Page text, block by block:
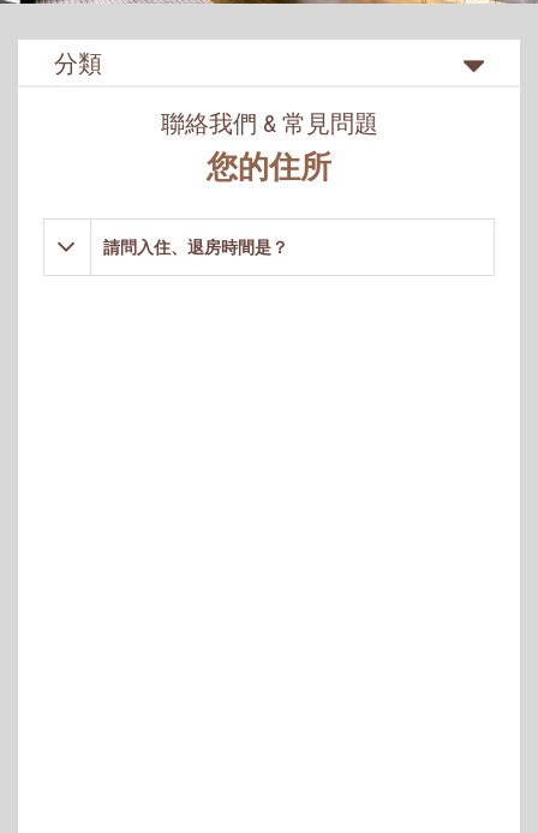
分類
聯絡我們 & 常見問題
您的住所
請問入住、退房時間是？